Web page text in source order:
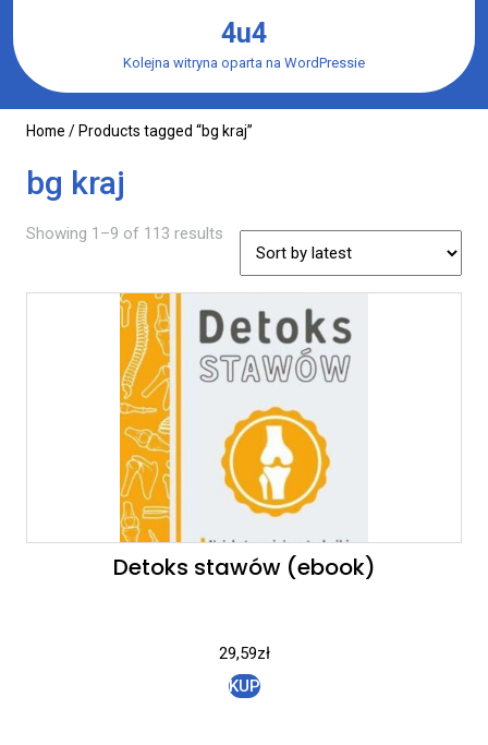
content
4u4
Kolejna witryna oparta na WordPressie
Home / Products tagged “bg kraj”
bg kraj
Showing 1–9 of 113 results
Detoks stawów (ebook)
29,59zł
KUP